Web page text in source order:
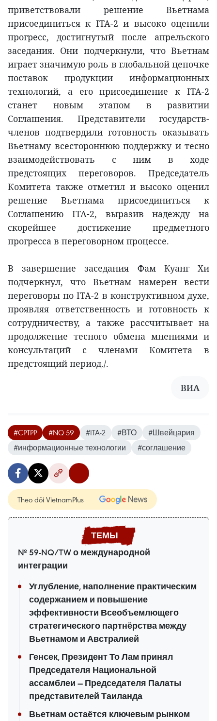
приветствовали решение Вьетнама
присоединиться к ITA-2 и высоко оценили
прогресс, достигнутый после апрельского
заседания. Они подчеркнули, что Вьетнам
играет значимую роль в глобальной цепочке
поставок продукции информационных
технологий, а его присоединение к ITA-2
станет новым этапом в развитии
Соглашения. Представители государств-
членов подтвердили готовность оказывать
Вьетнаму всестороннюю поддержку и тесно
взаимодействовать с ним в ходе
предстоящих переговоров. Председатель
Комитета также отметил и высоко оценил
решение Вьетнама присоединиться к
Соглашению ITA-2, выразив надежду на
скорейшее достижение предметного
прогресса в переговорном процессе.
В завершение заседания Фам Куанг Хи
подчеркнул, что Вьетнам намерен вести
переговоры по ITA-2 в конструктивном духе,
проявляя ответственность и готовность к
сотрудничеству, а также рассчитывает на
продолжение тесного обмена мнениями и
консультаций с членами Комитета в
предстоящий период./.
ВИА
#CPTPP #NQ 59 #ITA-2 #ВТО
#Швейцария
#информационные технологии
#соглашение
Theo dõi VietnamPlus
№ 59-NQ/TW о международной
интеграции
Углубление, наполнение практическим
содержанием и повышение
эффективности Всеобъемлющего
стратегического партнёрства между
Вьетнамом и Австралией
Генсек, Президент То Лам принял
Председателя Национальной
ассамблеи — Председателя Палаты
представителей Таиланда
Вьетнам остаётся ключевым рынком